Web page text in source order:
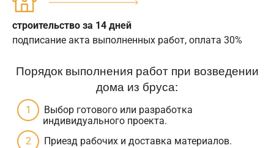
строительство за 14 дней
подписание акта выполненных работ, оплата 30%
Порядок выполнения работ при возведении
дома из бруса:
Выбор готового или разработка
индивидуального проекта.
Приезд рабочих и доставка материалов.